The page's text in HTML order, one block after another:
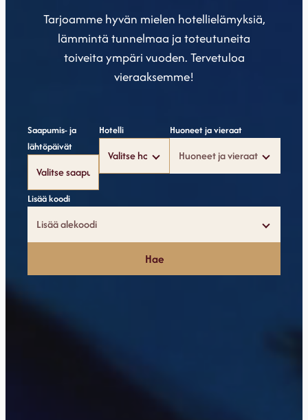
Tarjoamme hyvän mielen hotellielämyksiä,
lämmintä tunnelmaa ja toteutuneita
toiveita ympäri vuoden. Tervetuloa
vieraaksemme!
Saapumis- ja
lähtöpäivät
Hotelli Huoneet ja vieraat
Huoneet ja vieraat
Lisää koodi
Lisää alekoodi
Hae